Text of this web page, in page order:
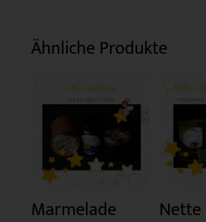
Ähnliche Produkte
Marmelade Nette